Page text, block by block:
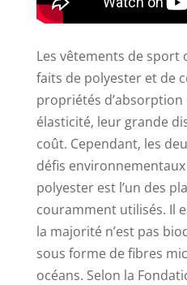
Les vêtements de sport
faits de polyester et de
propriétés
élasticité, leur grande
coût. Cependant, les
défis
polyester est l’un des
couramment utilisés. Il
la majorité n’est pas
sous forme de fibres
océans. Selon la